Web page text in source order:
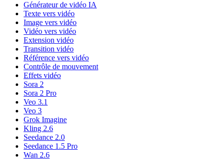
Générateur de vidéo IA
Texte vers vidéo
Image vers vidéo
Vidéo vers vidéo
Extension vidéo
Transition vidéo
Référence vers vidéo
Contrôle de mouvement
Effets vidéo
Sora 2
Sora 2 Pro
Veo 3.1
Veo 3
Grok Imagine
Kling 2.6
Seedance 2.0
Seedance 1.5 Pro
Wan 2.6